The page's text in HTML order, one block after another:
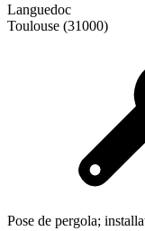
Languedoc
Toulouse (31000)
Pose de pergola;